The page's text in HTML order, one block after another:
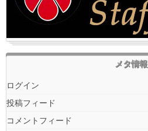
メタ情報
ログイン
投稿フィード
コメントフィード